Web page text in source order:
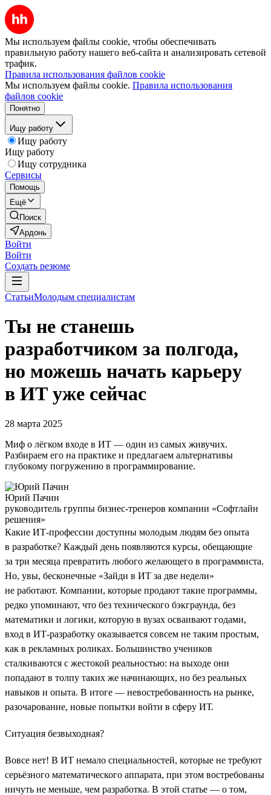
Мы используем файлы cookie, чтобы обеспечивать
правильную работу нашего веб-сайта и анализировать сетевой
трафик.
Правила использования файлов cookie
Мы используем файлы cookie. Правила использования
файлов cookie
Понятно
Ищу работу
Ищу работу
Ищу работу
Ищу сотрудника
Сервисы
Помощь
Ещё
Поиск
Ардонь
Войти
Войти
Создать резюме
СтатьиМолодым специалистам
Ты не станешь
разработчиком за полгода,
но можешь начать карьеру
в ИТ уже сейчас
28 марта 2025
Миф о лёгком входе в ИТ — один из самых живучих.
Разбираем его на практике и предлагаем альтернативы
глубокому погружению в программирование.
Юрий Пачин
руководитель группы бизнес-тренеров компании «Софтлайн
решения»
Какие ИТ-профессии доступны молодым людям без опыта
в разработке? Каждый день появляются курсы, обещающие
за три месяца превратить любого желающего в программиста.
Но, увы, бесконечные «Зайди в ИТ за две недели»
не работают. Компании, которые продают такие программы,
редко упоминают, что без технического бэкграунда, без
математики и логики, которую в вузах осваивают годами,
вход в ИТ-разработку оказывается совсем не таким простым,
как в рекламных роликах. Большинство учеников
сталкиваются с жестокой реальностью: на выходе они
попадают в толпу таких же начинающих, но без реальных
навыков и опыта. В итоге — невостребованность на рынке,
разочарование, новые попытки войти в сферу ИТ.
Ситуация безвыходная?
Вовсе нет! В ИТ немало специальностей, которые не требуют
серьёзного математического аппарата, при этом востребованы
ничуть не меньше, чем разработка. В этой статье — о том,